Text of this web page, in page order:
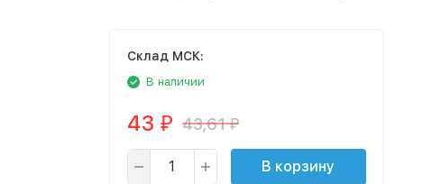
Cклад МСК:
В наличии
43 ₽ 43,61₽
В корзину